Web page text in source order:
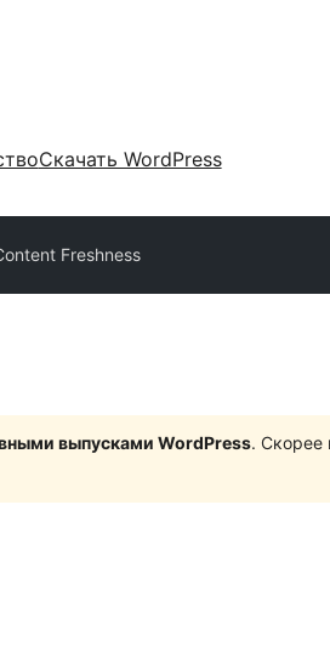
Скачать WordPress
Freshness
выпусками WordPress. Скорее